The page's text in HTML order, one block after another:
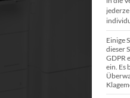
Einige
dieser
GDPR
ein. Es